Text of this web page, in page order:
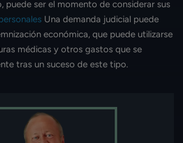
puede ser el momento de considerar sus
Una demanda judicial puede
económica, que puede utilizarse
médicas y otros gastos que se
tras un suceso de este tipo.